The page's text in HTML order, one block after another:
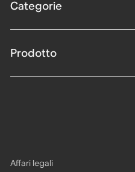
Categorie
Prodotto
Affari legali